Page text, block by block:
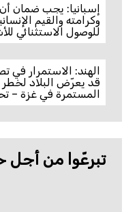
إسبانيا: يجب ضمان
وكرامته والقيم
للوصول الاستثنائي
الهند: الاستمرار في
قد يعرّض البلاد لخطر
المستمرة في غزة –
تبرعّوا من أجل